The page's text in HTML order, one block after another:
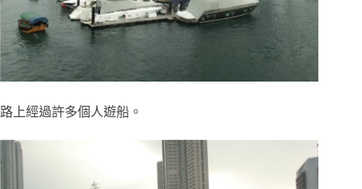
路上經過許多個人遊船。